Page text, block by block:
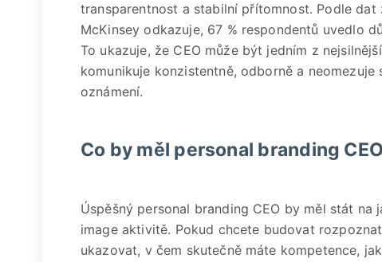
transparentnost a stabilní přítomnost. Podle
McKinsey odkazuje, 67 % respondentů uvedlo
To ukazuje, že CEO může být jedním z
komunikuje konzistentně, odborně a
oznámení.
Co by měl personal branding
Úspěšný personal branding CEO by měl stát
image aktivitě. Pokud chcete budovat
ukazovat, v čem skutečně máte kompetence,